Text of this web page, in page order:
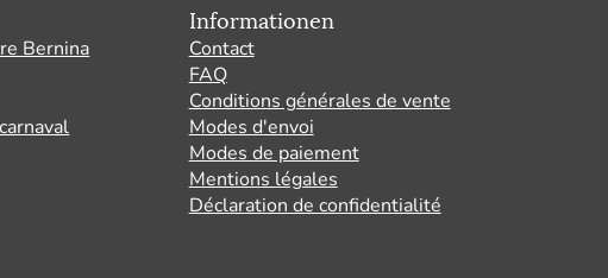
Bernina
Informationen
Contact
FAQ
Conditions générales de vente
Modes d'envoi
Modes de paiement
Mentions légales
Déclaration de confidentialité